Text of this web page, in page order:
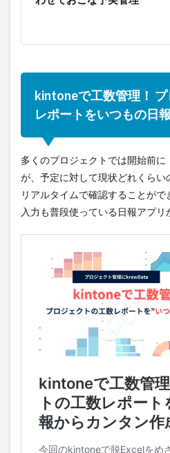
kintoneで工数管理！
レポートをいつもの日
多くのプロジェクトでは開始前
が、予定に対して現状どれくら
リアルタイムで確認することがで
入力も普段使っている日報アプリ